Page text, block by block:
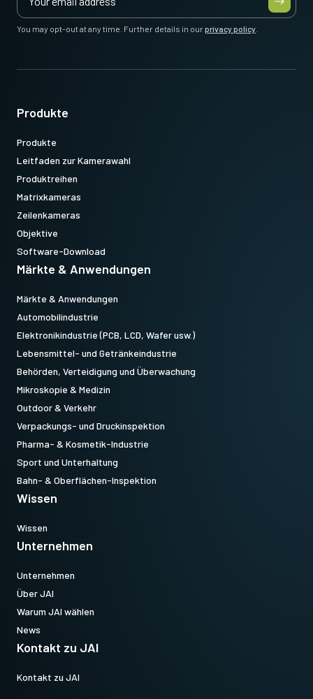
You may opt-out at any time. Further details in ourprivacy policy
Produkte
Produkte
Leitfaden zur Kamerawahl
Produktreihen
Matrixkameras
Zeilenkameras
Objektive
Software-Download
Märkte & Anwendungen
Märkte & Anwendungen
Automobilindustrie
Elektronikindustrie (PCB, LCD, Wafer usw.)
Lebensmittel- und Getränkeindustrie
Behörden, Verteidigung und Überwachung
Mikroskopie & Medizin
Outdoor & Verkehr
Verpackungs- und Druckinspektion
Pharma- & Kosmetik-Industrie
Sport und Unterhaltung
Bahn- & Oberflächen-Inspektion
Wissen
Wissen
Unternehmen
Unternehmen
Über JAI
Warum JAI wählen
News
Kontakt zu JAI
Kontakt zu JAI